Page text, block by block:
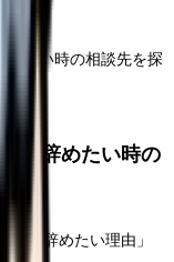
が強い時の相談先を探
て辞めたい時の
を「辞めたい理由」